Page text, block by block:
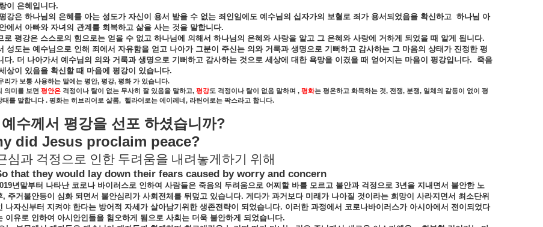
이 은혜입니다.
강은 하나님의 은혜를 아는 성도가 자신이 용서 받을 수 없는 죄인임에도 예수님의 십자가의 보혈로 죄가 용서되었음을 확신하고 하나님 아
안에서 아빠와 자녀의 관계를 회복하고 삶을 사는 것을 말합니다.
로 평강은 스스로의 힘으로는 얻을 수 없고 하나님에 의해서 하나님의 은혜와 사랑을 알고 그 은혜와 사랑에 거하게 되었을 때 알게 됩니다.
성도는 예수님으로 인해 죄에서 자유함을 얻고 나아가 그분이 주신는 의와 거룩과 생명으로 기뻐하고 감사하는 그 마음의 상태가 진정한 평
다. 더 나아가서 예수님의 의와 거룩과 생명으로 기뻐하고 감사하는 것으로 세상에 대한 욕망을 이겼을 때 얻어지는 마음이 평강입니다.
죽음
상이 있음을 확신할 때 마음에 평강이 있습니다.
리가 보통 사용하는 말에는 평안, 평강, 평화 가 있습니다.
의미를 보면 평안은 걱정이나 탈이 없는 무사히 잘 있음을 말하고, 평강도 걱정이나 탈이 없음 말하며 , 평화는 평온하고 화목하는 것, 전쟁, 분쟁, 일체의 갈등이 없이
평
태를 말합니다. 평화는 히브리어로 샬롬, 헬라어로는 에이레네 , 라틴어로는 팍스라고 합니다.
예수께서 평강을 선포 하셨습니까?
did Jesus proclaim peace?
심과 걱정으로 인한 두려움을 내려놓게하기 위해
that they would lay down their fears caused by worry and concern
년말부터 나타난 코로나 바이러스로 인하여 사람들은 죽음의 두려움으로 어찌할 바를 모르고 불안과 걱정으로 3년을 지내면서 불안한 노
, 주거불안등이 심화 되면서 불안심리가 사회전체를 뒤덮고 있습니다. 게다가 과거보다 미래가 나아질 것이라는 희망이 사라지면서 최소단위
나자신부터 지켜야 한다는 방어적 자세가 살아남기위한 생존전략이 되었습니다. 이러한 과정에서 코로나바이러스가 아시아에서 전이되었다
이유로 인하여 아시안인들을 험오하게 됨으로 사회는 더욱 불안하게 되었습니다.